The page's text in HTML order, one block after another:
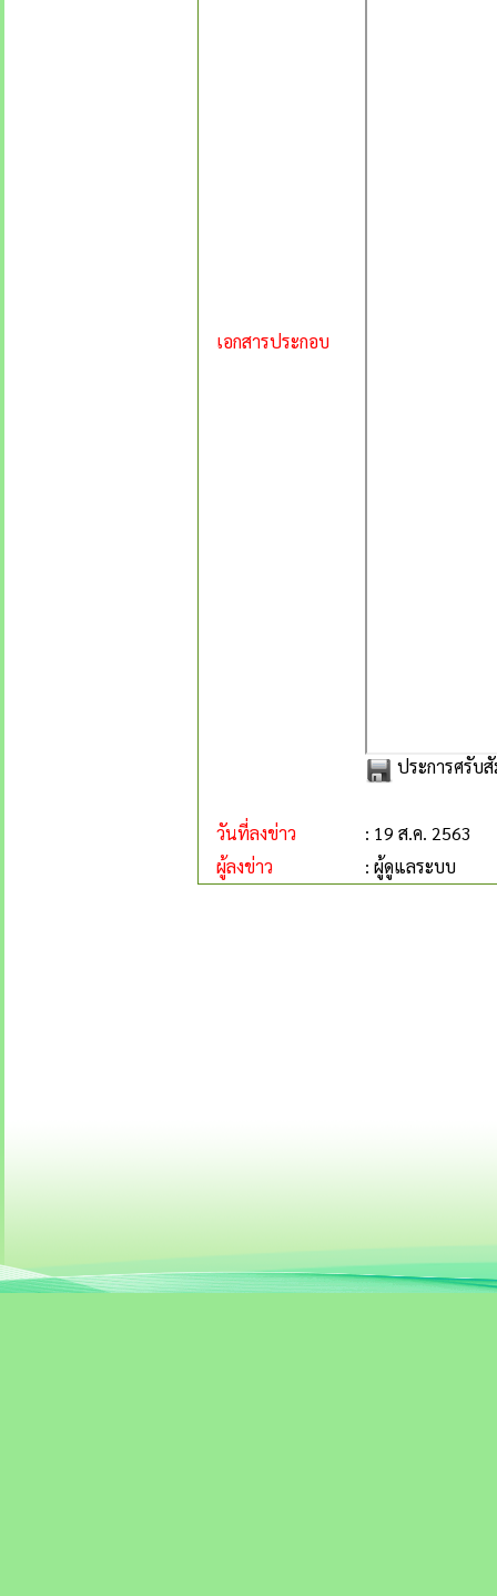
เอกสารประกอบ
ประการศรับ
วันที่ลงข่าว
: 19 ส.ค. 2563
ผู้ลงข่าว
: ผู้ดูแลระบบ